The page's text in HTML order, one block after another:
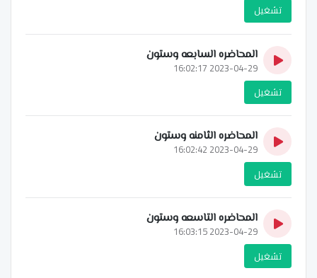
تشغيل
المحاضره السابعه وستون
2023-04-29 16:02:17
تشغيل
المحاضره الثامنه وستون
2023-04-29 16:02:42
تشغيل
المحاضره التاسعه وستون
2023-04-29 16:03:15
تشغيل